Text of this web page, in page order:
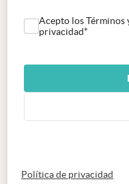
Acepto los Términos
privacidad*
Política de privacidad